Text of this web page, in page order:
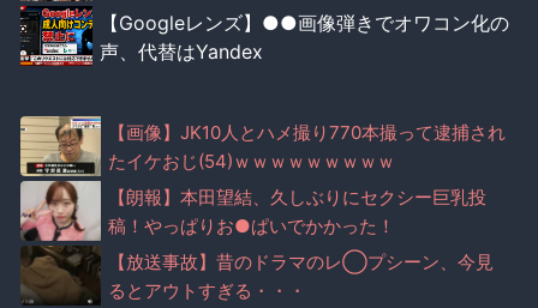
【Googleレンズ】●●画像弾きでオワコン化の
声、代替はYandex
【画像】JK10人とハメ撮り770本撮って逮捕され
たイケおじ(54)ｗｗｗｗｗｗｗｗｗ
【朗報】本田望結、久しぶりにセクシー巨乳投
稿！やっぱりお●ぱいでかかった！
【放送事故】昔のドラマのレ◯プシーン、今見
るとアウトすぎる・・・